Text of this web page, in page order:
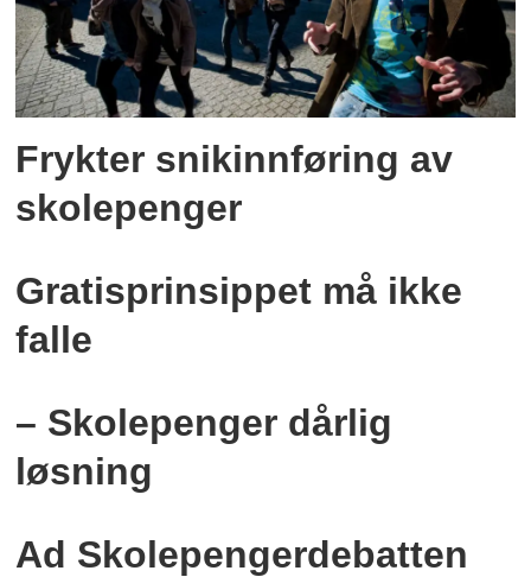
Frykter snikinnføring av
skolepenger
Gratisprinsippet må ikke
falle
– Skolepenger dårlig
løsning
Ad Skolepengerdebatten